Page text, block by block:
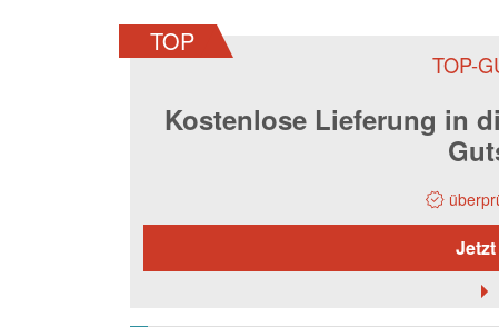
TOP
TOP-
Kostenlose Lieferung in